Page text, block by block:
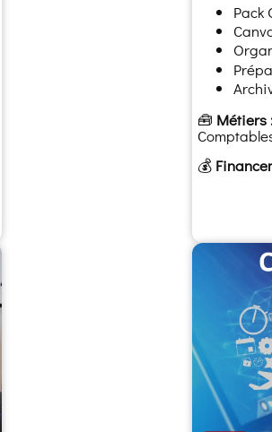
Pack
🧰 Métiers
💰